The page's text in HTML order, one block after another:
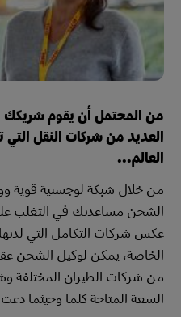
من المحتمل أن يقوم شريكك
العديد من شركات النقل
العالم...
من خلال شبكة لوجستية قوية
الشحن مساعدتك في التغلب
عكس شركات التكامل التي
الخاصة، يمكن لوكيل الشحن
من شركات الطيران المختلفة
السعة المتاحة كلما وحيثما